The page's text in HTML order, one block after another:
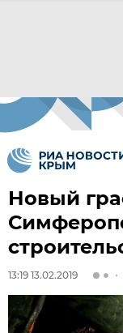
Новый
13:19 13.02.2019